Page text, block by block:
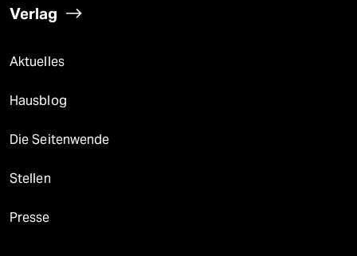
Verlag
Aktuelles
Hausblog
Die Seitenwende
Stellen
Presse